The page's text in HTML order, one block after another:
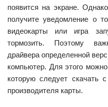
появится на экране.
получите уведомление о
видеокарты или игра
тормозить. Поэтому
драйвера определенной
компьютер. Для этого
которую следует скачать
производителя карты.